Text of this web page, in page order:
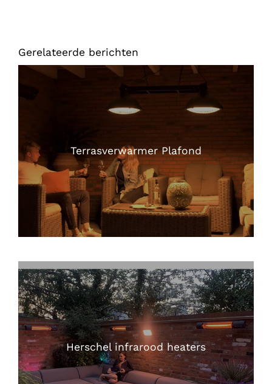
Gerelateerde berichten
Terrasverwarmer Plafond
Herschel infrarood heaters